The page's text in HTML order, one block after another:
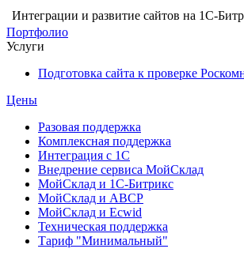
Интеграции и развитие сайтов на 1С-
Портфолио
Услуги
Подготовка сайта к проверке
Цены
Разовая поддержка
Комплексная поддержка
Интеграция с 1С
Внедрение сервиса МойСклад
МойСклад и 1С-Битрикс
МойСклад и ABCP
МойСклад и Ecwid
Техническая поддержка
Тариф "Минимальный"